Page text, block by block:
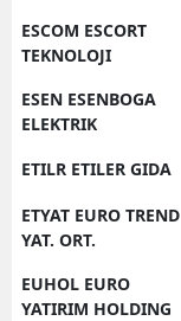
ESCOM ESCORT
TEKNOLOJI
ESEN ESENBOGA
ELEKTRIK
ETILR ETILER GIDA
ETYAT EURO TREND
YAT. ORT.
EUHOL EURO
YATIRIM HOLDING